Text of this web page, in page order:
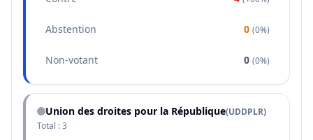
Abstention 0 (0%)
Non-votant 0 (0%)
Union des droites pour la République(UDDPLR)
Total :3